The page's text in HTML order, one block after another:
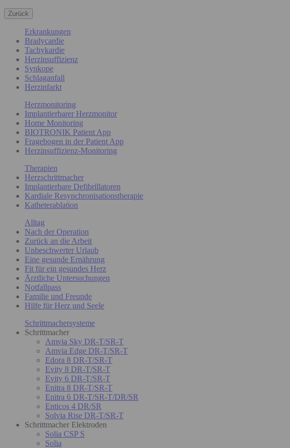
Zurück
Erkrankungen
Bradycardie
Tachykardie
Herzinsuffizienz
Synkope
Schlaganfall
Herzinfarkt
Herzmonitoring
Implantierbarer Herzmonitor
Home Monitoring
BIOTRONIK Patient App
Fragebogen in der Patient App
Herzinsuffizienz-Monitoring
Therapien
Herzschrittmacher
Implantierbare Defibrillatoren
Kardiale Resynchronisationstherapie
Katheterablation
Alltag
Nach der Operation
Zurück an die Arbeit
Unbeschwerter Urlaub
Eine gesunde Ernährung
Fit für ein gesundes Herz
Ärztliche Untersuchungen
Notfallpass
Familie und Freunde
Hilfe für Herz und Seele
Schrittmachersysteme
Schrittmacher
Amvia Sky DR-T/SR-T
Amvia Edge DR-T/SR-T
Edora 8 DR-T/SR-T
Evity 8 DR-T/SR-T
Evity 6 DR-T/SR-T
Enitra 8 DR-T/SR-T
Enitra 6 DR-T/SR-T/DR/SR
Enticos 4 DR/SR
Solvia Rise DR-T/SR-T
Schrittmacher Elektroden
Solia CSP S
Solia